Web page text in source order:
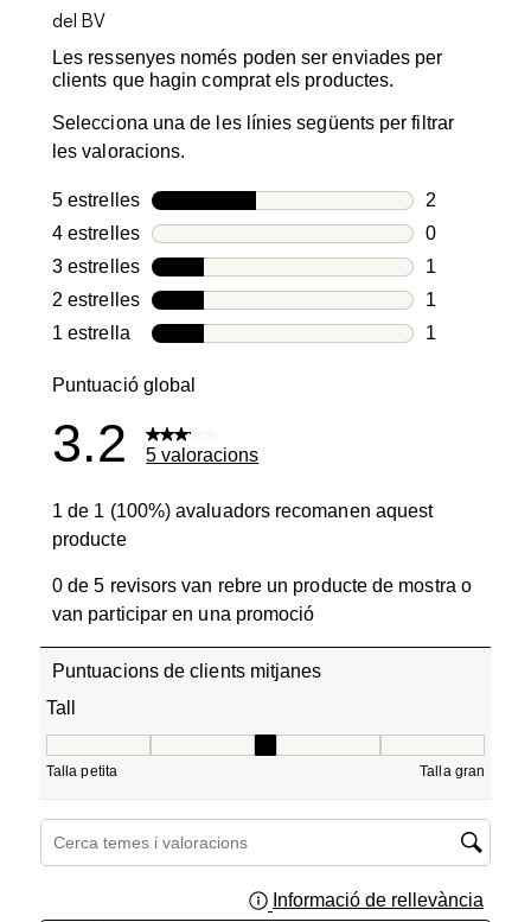
Les ressenyes només poden ser enviades per
clients que hagin comprat els productes.
Selecciona una de les línies següents per filtrar
les valoracions.
5 estrellesestrelles
2
2
4 estrellesestrelles
0
0
3 estrellesestrelles
1
1 valoració
2 estrellesestrelles
1
1 valoració
1 estrellaestrelles
1
Puntuació global
3.2 5 valoracions
1 de 1 (100%) avaluadors recomanen aquest
producte
0 de 5 revisors van rebre un producte de mostra o
van participar en una promoció
Puntuacions de clients mitjanes
Tall
Talla petita Talla gran
Cerca temes i valoracions regió de cerca
Informació de rellevància